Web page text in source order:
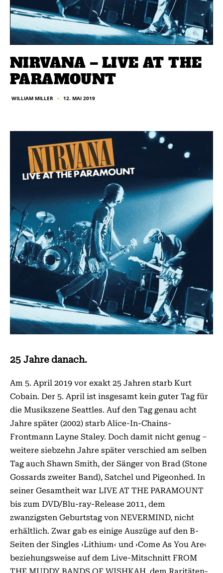
NIRVANA – LIVE AT THE
PARAMOUNT
WILLIAM MILLER ■ 12. MAI 2019
25 Jahre danach.
Am 5. April 2019 vor exakt 25 Jahren starb Kurt
Cobain. Der 5. April ist insgesamt kein guter Tag für
die Mu­­sikszene Seattles. Auf den Tag genau acht
Jahre später (2002) starb Alice-In-Chains-
Frontmann Layne Staley. Doch damit nicht genug –
weitere siebzehn Jahre später verschied am selben
Tag auch Shawn Smith, der Sänger von Brad (Stone
Gossards zweiter Band), Satchel und Pigeonhed. In
seiner Gesamtheit war LIVE AT THE PARA­MOUNT
bis zum DVD/Blu-ray-Release 2011, dem
zwanzigsten Geburtstag von NEVERMIND, nicht
erhältlich. Zwar gab es einige Auszüge auf den B-
Seiten der Singles ›Lithium‹ und ›Come As You Are‹
beziehungsweise auf dem Live-Mitschnitt FROM